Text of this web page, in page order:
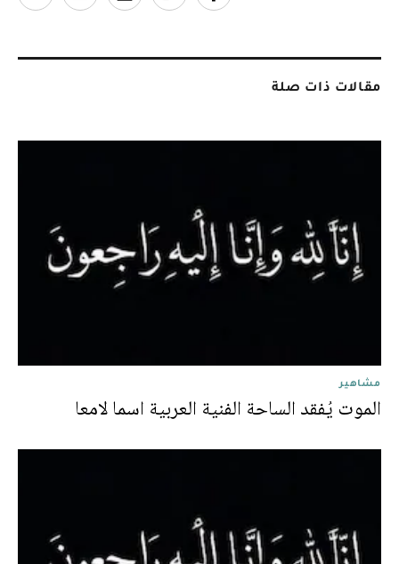
مقالات ذات صلة
مشاهير
الموت يُفقد الساحة الفنية العربية اسما لامعا